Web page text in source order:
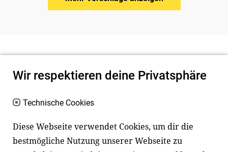
Newsletter
Wir respektieren deine Privatsphäre
Technische Cookies
Diese Webseite verwendet Cookies, um dir die
bestmögliche Nutzung unserer Webseite zu